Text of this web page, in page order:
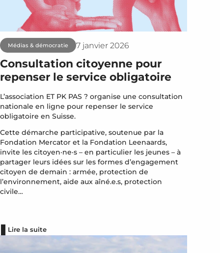
Médias & démocratie 7 janvier 2026
Consultation citoyenne pour
repenser le service obligatoire
L’association ET PK PAS ? organise une consultation
nationale en ligne pour repenser le service
obligatoire en Suisse.
Cette démarche participative, soutenue par la
Fondation Mercator et la Fondation Leenaards,
invite les citoyen·ne·s – en particulier les jeunes – à
partager leurs idées sur les formes d’engagement
citoyen de demain : armée, protection de
l’environnement, aide aux aîné.e.s, protection
civile…
Lire la suite